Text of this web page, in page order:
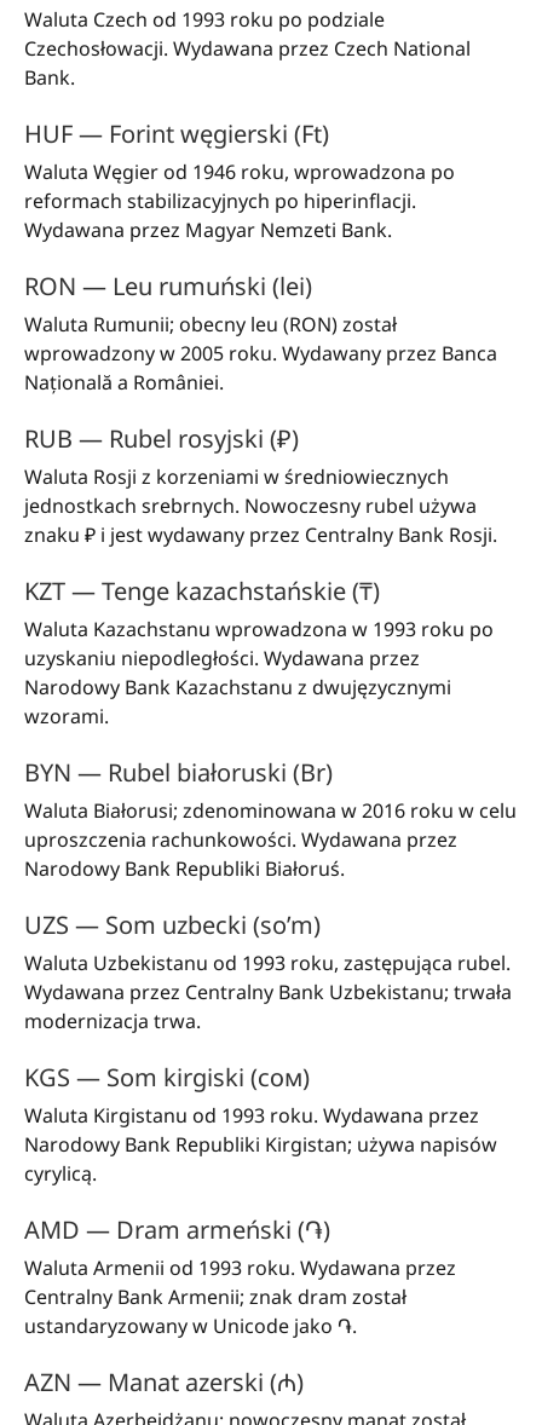
Waluta Czech od 1993 roku po podziale
Czechosłowacji. Wydawana przez Czech National
Bank.
HUF — Forint węgierski (Ft)
Waluta Węgier od 1946 roku, wprowadzona po
reformach stabilizacyjnych po hiperinflacji.
Wydawana przez Magyar Nemzeti Bank.
RON — Leu rumuński (lei)
Waluta Rumunii; obecny leu (RON) został
wprowadzony w 2005 roku. Wydawany przez Banca
Națională a României.
RUB — Rubel rosyjski (₽)
Waluta Rosji z korzeniami w średniowiecznych
jednostkach srebrnych. Nowoczesny rubel używa
znaku ₽ i jest wydawany przez Centralny Bank Rosji.
KZT — Tenge kazachstańskie (₸)
Waluta Kazachstanu wprowadzona w 1993 roku po
uzyskaniu niepodległości. Wydawana przez
Narodowy Bank Kazachstanu z dwujęzycznymi
wzorami.
BYN — Rubel białoruski (Br)
Waluta Białorusi; zdenominowana w 2016 roku w celu
uproszczenia rachunkowości. Wydawana przez
Narodowy Bank Republiki Białoruś.
UZS — Som uzbecki (so’m)
Waluta Uzbekistanu od 1993 roku, zastępująca rubel.
Wydawana przez Centralny Bank Uzbekistanu; trwała
modernizacja trwa.
KGS — Som kirgiski (сом)
Waluta Kirgistanu od 1993 roku. Wydawana przez
Narodowy Bank Republiki Kirgistan; używa napisów
cyrylicą.
AMD — Dram armeński (֏)
Waluta Armenii od 1993 roku. Wydawana przez
Centralny Bank Armenii; znak dram został
ustandaryzowany w Unicode jako ֏.
AZN — Manat azerski (₼)